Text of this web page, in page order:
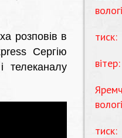
розповів в
Сергію
телеканалу
тиск:
вітер:
тиск: